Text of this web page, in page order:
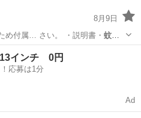
8月9日
め付属… さい。 ・説明書・ 蚊帳
ー用品
インチ 0円
応募は1分
Ad